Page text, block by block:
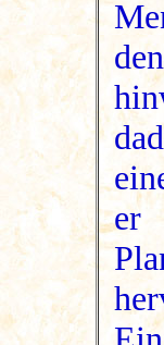
er